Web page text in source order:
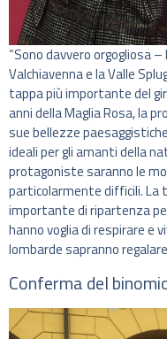
“Sono davvero orgogliosa
Valchiavenna e la Valle
tappa più importante del
anni della Maglia Rosa, la
sue bellezze
ideali per gli amanti della
protagoniste saranno le
particolarmente difficili. La
importante di ripartenza
hanno voglia di respirare e
lombarde sapranno
Conferma del